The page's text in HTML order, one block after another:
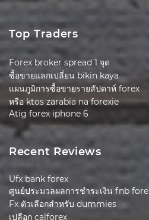
Top Traders
Forex broker spread 1 จุด
ซื้อขายแลกเปลี่ยน bikin kaya
แผนภูมิการซื้อขายรายสัปดาห์ forex
หรือ ktos zarabia na forexie
Atig forex iphone 6
Recent Reviews
Ufx bank forex
ศูนย์ประมวลผลการชำระเงิน fnb
Fx ตัวเลือกสำหรับ dummies
เปลือก calforex